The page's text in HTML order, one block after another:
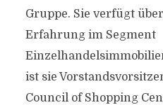
Gruppe. Sie verfügt
Erfahrung im Segment
ist sie
Council of Shopping